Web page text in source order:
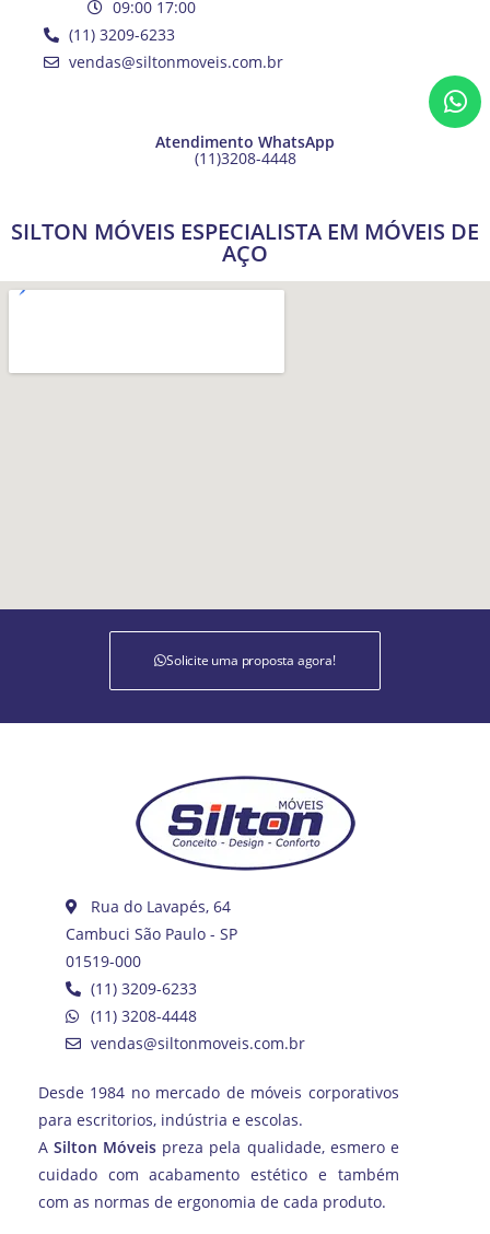
09:00 17:00
(11) 3209-6233
vendas@siltonmoveis.com.br
Atendimento WhatsApp
(11)3208-4448
SILTON MÓVEIS ESPECIALISTA EM MÓVEIS DE
AÇO
Solicite uma proposta agora!
Rua do Lavapés, 64
Cambuci São Paulo - SP
01519-000
(11) 3209-6233
(11) 3208-4448
vendas@siltonmoveis.com.br
Desde 1984 no mercado de móveis corporativos
para escritorios, indústria e escolas.
ASilton Móveis preza pela qualidade, esmero e
cuidado com acabamento estético e também
com as normas de ergonomia de cada produto.